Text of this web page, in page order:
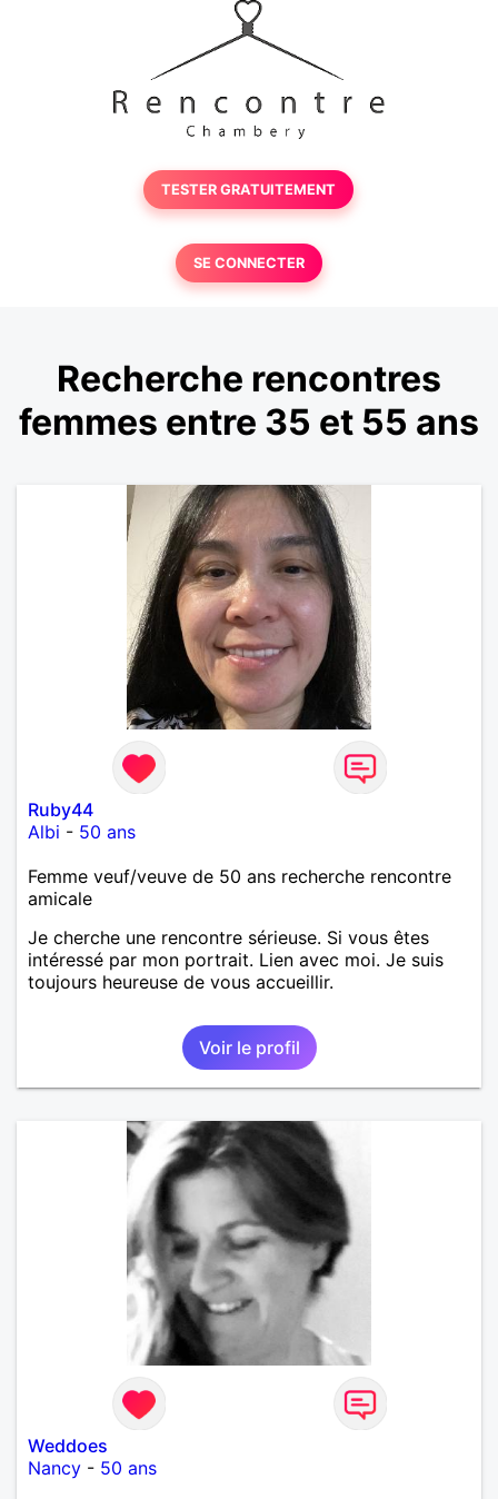
TESTER GRATUITEMENT
SE CONNECTER
Recherche rencontres
femmes entre 35 et 55 ans
Ruby44
Albi - 50 ans
Femme veuf/veuve de 50 ans recherche rencontre
amicale
Je cherche une rencontre sérieuse. Si vous êtes
intéressé par mon portrait. Lien avec moi. Je suis
toujours heureuse de vous accueillir.
Voir le profil
Weddoes
Nancy - 50 ans